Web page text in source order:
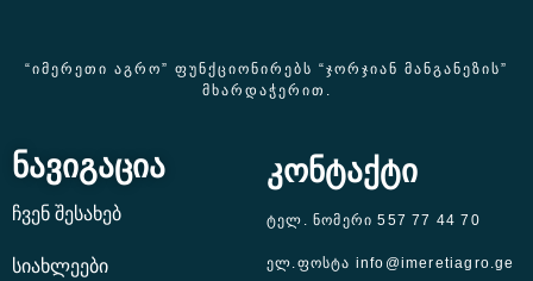
“ᲘᲛᲔᲠᲔᲗᲘ ᲐᲒᲠᲝ” ᲤᲣᲜᲥᲪᲘᲝᲜᲘᲠᲔᲑᲡ “ᲯᲝᲠᲯᲘᲐᲜ ᲛᲐᲜᲒᲐᲜᲔᲖᲘᲡ”
ᲛᲮᲐᲠᲓᲐᲭᲔᲠᲘᲗ.
ნავიგაცია
ჩვენ შესახებ
სიახლეები
კონტაქტი
ტელ. ნომერი 557 77 44 70
ელ.ფოსტა info@imeretiagro.ge